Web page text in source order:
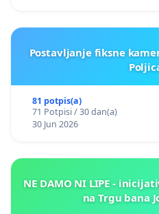
Postavljanje fiksne
81 potpis(a)
71 Potpisi / 30 dan(a)
30 Jun 2026
NE DAMO NI LIPE -
na Trgu bana